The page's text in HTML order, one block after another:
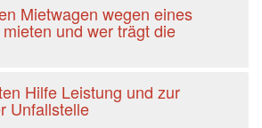
Mietwagen wegen eines
und wer trägt die
Hilfe Leistung und zur
Unfallstelle